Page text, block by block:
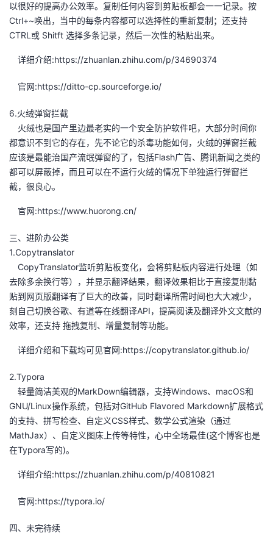
以很好的提高办公效率。复制任何内容到剪贴板都会一一记录。按
Ctrl+~唤出，当中的每条内容都可以选择性的重新复制；还支持
CTRL或 Shitft 选择多条记录，然后一次性的粘贴出来。
详细介绍:https://zhuanlan.zhihu.com/p/34690374
官网:https://ditto-cp.sourceforge.io/
6.火绒弹窗拦截
火绒也是国产里边最老实的一个安全防护软件吧，大部分时间你
都意识不到它的存在，先不论它的杀毒功能如何，火绒的弹窗拦截
应该是最能治国产流氓弹窗的了，包括Flash广告、腾讯新闻之类的
都可以屏蔽掉，而且可以在不运行火绒的情况下单独运行弹窗拦
截，很良心。
官网:https://www.huorong.cn/
三、进阶办公类
1.Copytranslator
CopyTranslator监听剪贴板变化，会将剪贴板内容进行处理（如
去除多余换行等），并显示翻译结果，翻译效果相比于直接复制黏
贴到网页版翻译有了巨大的改善，同时翻译所需时间也大大减少，
刻自己切换谷歌、有道等在线翻译API，提高阅读及翻译外文文献的
效率，还支持 拖拽复制、增量复制等功能。
详细介绍和下载均可见官网:https://copytranslator.github.io/
2.Typora
轻量简洁美观的MarkDown编辑器，支持Windows、macOS和
GNU/Linux操作系统，包括对GitHub Flavored Markdown扩展格式
的支持、拼写检查、自定义CSS样式、数学公式渲染（通过
MathJax）、自定义图床上传等特性，心中全场最佳(这个博客也是
在Typora写的)。
详细介绍:https://zhuanlan.zhihu.com/p/40810821
官网:https://typora.io/
四、未完待续